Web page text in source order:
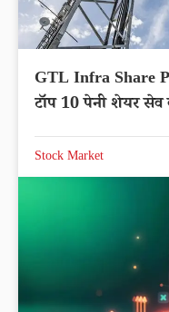
GTL Infra Share
टॉप 10 पेनी शेयर
Stock Market